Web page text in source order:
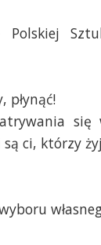
Polskiej
płynąć!
się
ci, którzy